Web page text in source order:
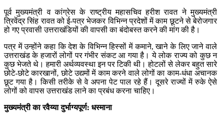
पूर्व मुख्यमंत्री व कांग्रेस के राष्ट्रीय महासचिव हरीश रावत ने मुख्यमंत्री
त्रिवेंद्र सिंह रावत को ई-पत्र भेजकर विभिन्न प्रदेशों में काम छूटने से बेरोजगार
हो गए प्रवासी उत्तराखंडियों की वापसी का बंदोबस्त करने की मांग की है।
पत्र में उन्होंने कहा कि देश के विभिन्न हिस्सों में कमाने, खाने के लिए जाने वाले
उत्तराखंड के हजारों लोगों पर गंभीर संकट आ गया है। ये लोक राज्य को कुछ न
कुछ भेजते थे। हमारी अर्थव्यवस्था इन पर टिकी थी। होटलों से लेकर बहुत सारे
छोटे-छोटे कारखानों, छोटे उद्यमों में काम करने वाले लोगों का काम-धंधा अचानक
छूट गया है। किसी तरीके से वे अपना पेट पाल रहे हैं। दूसरे राज्यों में रुके ऐसे
लोगों को वापस उत्तराखंड लाने का प्रबंध करना चाहिए।
मुख्यमंत्री का रवैय्या दुर्भाग्यपूर्ण: धस्माना